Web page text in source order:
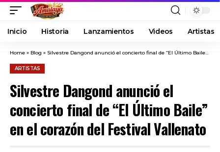
Inicio Historia Lanzamientos Videos Artistas
Home » Blog » Silvestre Dangond anunció el concierto final de “El Último Baile” en el corazón del Festival Vallenato
ARTISTAS
Silvestre Dangond anunció el
concierto final de “El Último Baile”
en el corazón del Festival Vallenato